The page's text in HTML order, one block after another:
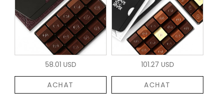
58.01 USD
ACHAT
101.27 USD
ACHAT